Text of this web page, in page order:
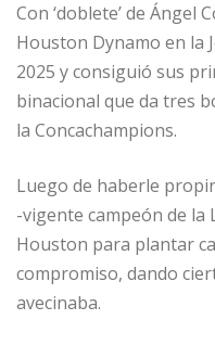
Con ‘doblete’ de Ángel
Houston Dynamo en la
2025 y consiguió sus
binacional que da tres
la Concachampions.
Luego de haberle
-vigente campeón de la
Houston para plantar
compromiso, dando
avecinaba.